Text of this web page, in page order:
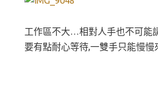
工作區不大…相對人手也不可能
要有點耐心等待,一雙手只能慢慢